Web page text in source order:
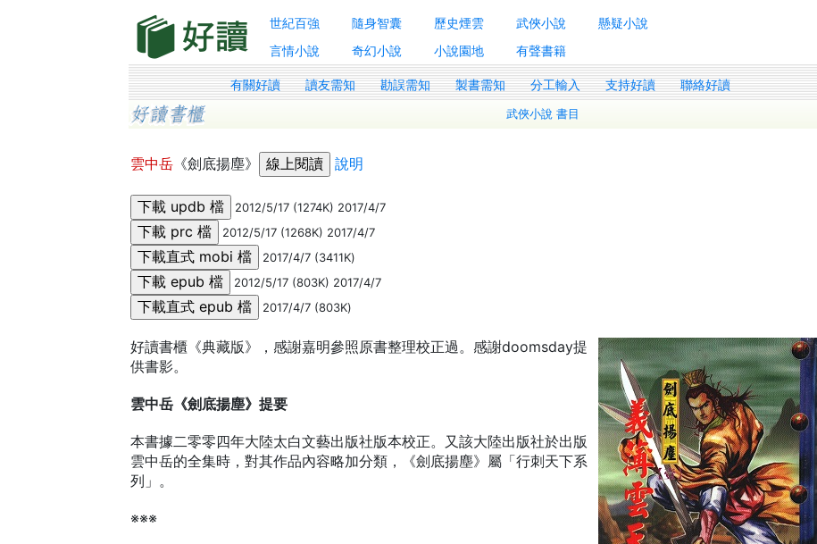
世紀百強 隨身智囊 歷史煙雲 武俠小說
懸疑小說
言情小說
奇幻小說 小說園地 有聲書籍
有關好讀 讀友需知 勘誤需知 製書需知 分工輸入 支持好讀 聯絡好讀
武俠小說 書目
雲中岳 《劍底揚塵》 說明
2012/5/17 (1274K) 2017/4/7
2012/5/17 (1268K) 2017/4/7
2017/4/7 (3411K)
2012/5/17 (803K) 2017/4/7
2017/4/7 (803K)
好讀書櫃《典藏版》，感謝嘉明參照原書整理校正過。感謝doomsday提
供書影。
雲中岳《劍底揚塵》提要
本書據二零零四年大陸太白文藝出版社版本校正。又該大陸出版社於出版
雲中岳的全集時，對其作品內容略加分類，《劍底揚塵》屬「行刺天下系
列」。
※※※